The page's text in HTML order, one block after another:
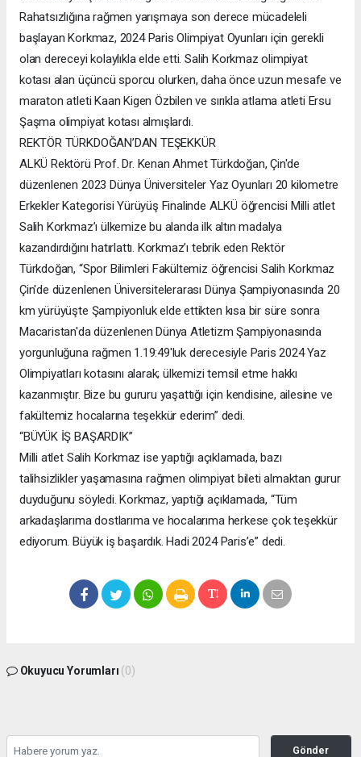
Rahatsızlığına rağmen yarışmaya son derece mücadeleli
başlayan Korkmaz, 2024 Paris Olimpiyat Oyunları için gerekli
olan dereceyi kolaylıkla elde etti. Salih Korkmaz olimpiyat
kotası alan üçüncü sporcu olurken, daha önce uzun mesafe ve
maraton atleti Kaan Kigen Özbilen ve sırıkla atlama atleti Ersu
Şaşma olimpiyat kotası almışlardı.
REKTÖR TÜRKDOĞAN’DAN TEŞEKKÜR
ALKÜ Rektörü Prof. Dr. Kenan Ahmet Türkdoğan, Çin'de
düzenlenen 2023 Dünya Üniversiteler Yaz Oyunları 20 kilometre
Erkekler Kategorisi Yürüyüş Finalinde ALKÜ öğrencisi Milli atlet
Salih Korkmaz’ı ülkemize bu alanda ilk altın madalya
kazandırdığını hatırlattı. Korkmaz’ı tebrik eden Rektör
Türkdoğan, “Spor Bilimleri Fakültemiz öğrencisi Salih Korkmaz
Çin'de düzenlenen Üniversitelerarası Dünya Şampiyonasında 20
km yürüyüşte Şampiyonluk elde ettikten kısa bir süre sonra
Macaristan'da düzenlenen Dünya Atletizm Şampiyonasında
yorgunluğuna rağmen 1.19:49'luk derecesiyle Paris 2024 Yaz
Olimpiyatları kotasını alarak; ülkemizi temsil etme hakkı
kazanmıştır. Bize bu gururu yaşattığı için kendisine, ailesine ve
fakültemiz hocalarına teşekkür ederim” dedi.
“BÜYÜK İŞ BAŞARDIK”
Milli atlet Salih Korkmaz ise yaptığı açıklamada, bazı
talihsizlikler yaşamasına rağmen olimpiyat bileti almaktan gurur
duyduğunu söyledi. Korkmaz, yaptığı açıklamada, “Tüm
arkadaşlarıma dostlarıma ve hocalarıma herkese çok teşekkür
ediyorum. Büyük iş başardık. Hadi 2024 Paris’e” dedi.
Okuyucu Yorumları (0)
Gönder